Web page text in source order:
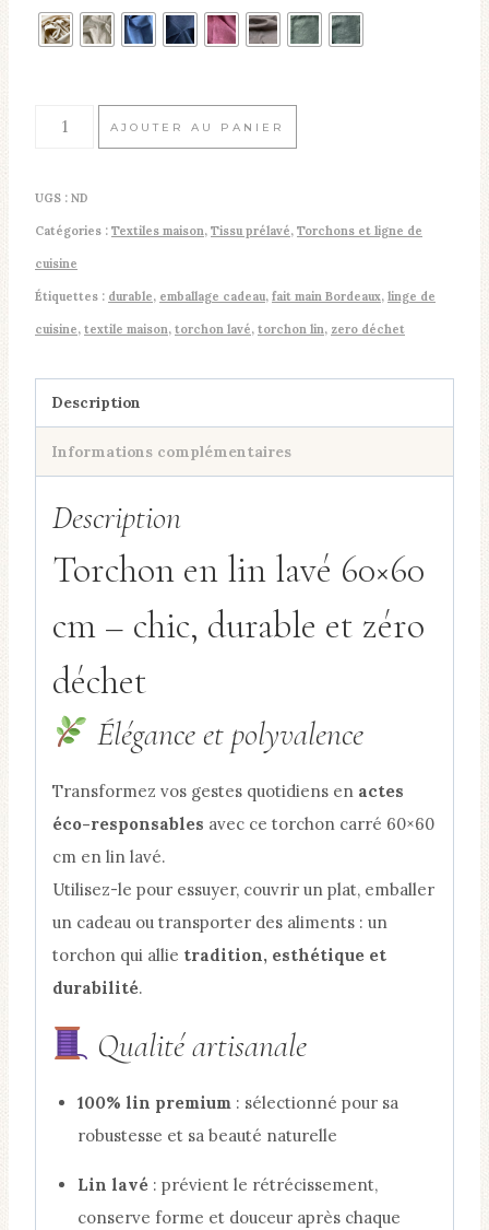
quantité
main
Bordeaux
AJOUTER AU PANIER
UGS : ND
Catégories : Textiles maison, Tissu prélavé, Torchons et ligne de
cuisine
Étiquettes : durable, emballage cadeau, fait main Bordeaux, linge de
cuisine, textile maison, torchon lavé, torchon lin, zero déchet
Description
Informations complémentaires
Description
Torchon en lin lavé 60×60
cm – chic, durable et zéro
déchet
Élégance et polyvalence
Transformez vos gestes quotidiens en actes
éco-responsables avec ce torchon carré 60×60
cm en lin lavé.
Utilisez-le pour essuyer, couvrir un plat, emballer
un cadeau ou transporter des aliments : un
torchon qui allie tradition, esthétique et
durabilité.
Qualité artisanale
100% lin premium : sélectionné pour sa
robustesse et sa beauté naturelle
Lin lavé: prévient le rétrécissement,
conserve forme et douceur après chaque